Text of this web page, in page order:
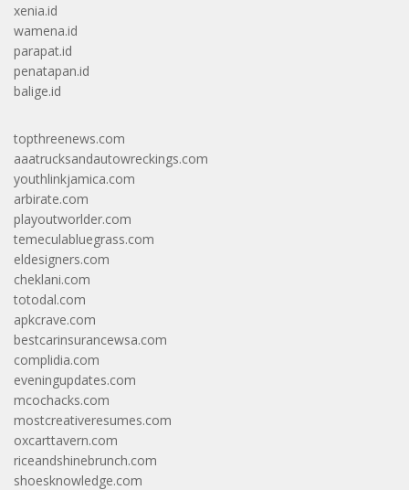
xenia.id
wamena.id
parapat.id
penatapan.id
balige.id
topthreenews.com
aaatrucksandautowreckings.com
youthlinkjamica.com
arbirate.com
playoutworlder.com
temeculabluegrass.com
eldesigners.com
cheklani.com
totodal.com
apkcrave.com
bestcarinsurancewsa.com
complidia.com
eveningupdates.com
mcochacks.com
mostcreativeresumes.com
oxcarttavern.com
riceandshinebrunch.com
shoesknowledge.com